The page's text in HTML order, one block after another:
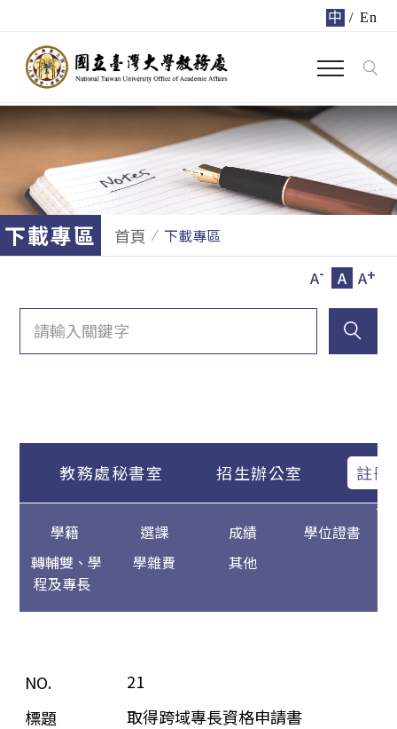
中 / En
下載專區 首頁
下載專區
A- A A+
教務處秘書室 招生辦公室 註冊
學籍 選課 成績
學位證書
轉輔雙、學
程及專長
學雜費 其他
21
取得跨域專長資格申請書